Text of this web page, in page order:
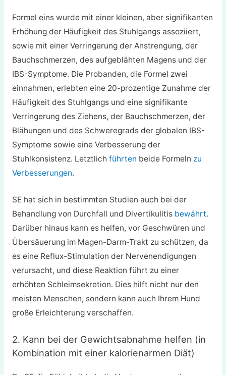
Formel eins wurde mit einer kleinen, aber signifikanten
Erhöhung der Häufigkeit des Stuhlgangs assoziiert,
sowie mit einer Verringerung der Anstrengung, der
Bauchschmerzen, des aufgeblähten Magens und der
IBS-Symptome. Die Probanden, die Formel zwei
einnahmen, erlebten eine 20-prozentige Zunahme der
Häufigkeit des Stuhlgangs und eine signifikante
Verringerung des Ziehens, der Bauchschmerzen, der
Blähungen und des Schweregrads der globalen IBS-
Symptome sowie eine Verbesserung der
Stuhlkonsistenz. Letztlich führten beide Formeln zu
Verbesserungen.
SE hat sich in bestimmten Studien auch bei der
Behandlung von Durchfall und Divertikulitis bewährt.
Darüber hinaus kann es helfen, vor Geschwüren und
Übersäuerung im Magen-Darm-Trakt zu schützen, da
es eine Reflux-Stimulation der Nervenendigungen
verursacht, und diese Reaktion führt zu einer
erhöhten Schleimsekretion. Dies hilft nicht nur den
meisten Menschen, sondern kann auch Ihrem Hund
große Erleichterung verschaffen.
2. Kann bei der Gewichtsabnahme helfen (in
Kombination mit einer kalorienarmen Diät)